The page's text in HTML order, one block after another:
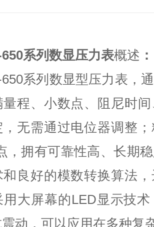
系列数显压力表概述 ：
系列数显型压力表，
量程、小数点、阻尼时
，无需通过电位器调整
，拥有可靠性高、长期
良好的模数转换算法
大屏幕的LED显示技
动，可以应用在多种复